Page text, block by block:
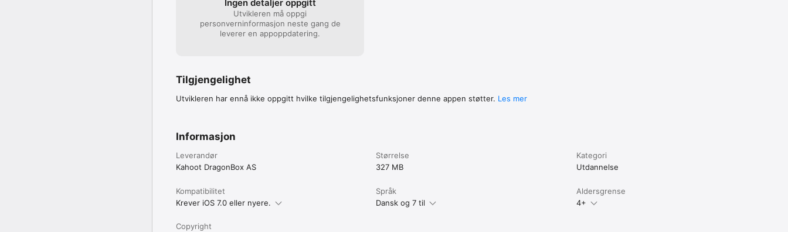
Ingen detaljer oppgitt
Utvikleren må oppgi
personverninformasjon neste gang de
leverer en appoppdatering.
Tilgjengelighet
Utvikleren har ennå ikke oppgitt hvilke tilgjengelig­hets­funk­sjoner denne appen støtter. Les mer
Informasjon
Leverandør
Kahoot DragonBox AS
Størrelse
327 MB
Kategori
Utdannelse
Kompatibilitet
Krever iOS 7.0 eller nyere.
Språk
Dansk og 7 til
Aldersgrense
4+
Copyright